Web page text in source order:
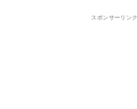
スポンサーリンク